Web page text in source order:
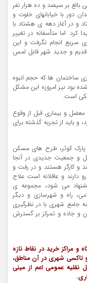
بالغ بر سیصد و ده هزار نفر
دور با خیابانهای خلوت و
و در آغاز دهه ی هشتاد با
اما متأسفانه در تغییر
سریع انجام نگرفت و این
قدیم و جدید شهر قابل لمس
ساختمان ها که حجم انبوه
بود نیز امروزه این مشکل
است.
معضل و بیماری قبل از وقوع
و باید از تجربه گذشته برای
پارک کوثر، طرح های مسکن
و جمعیت جدیدی در آنجا
و کارگر هستند و در رفت و
دارند و عاقلانه است علاج
می شود، مجموعه ی
راه و شهرسازی و دیگر
جامع شهری با در نظرگیری
و جاده و تمرکز بر گسترش
و مراکز خرید در نقاط تازه
شهری در آن مناطق،
نقلیه عمومی اعم از مینی